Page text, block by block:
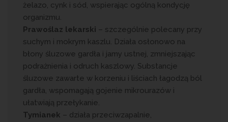
żelazo, cynk i sód, wspierając ogólną kondycję
organizmu.
Prawoślaz lekarski – szczególnie polecany przy
suchym i mokrym kaszlu. Działa osłonowo na
błony śluzowe gardła i jamy ustnej, zmniejszając
podrażnienia i odruch kaszlowy. Substancje
śluzowe zawarte w korzeniu i liściach łagodzą ból
gardła, wspomagają gojenie mikrourazów i
ułatwiają przełykanie.
Tymianek – działa przeciwzapalnie,